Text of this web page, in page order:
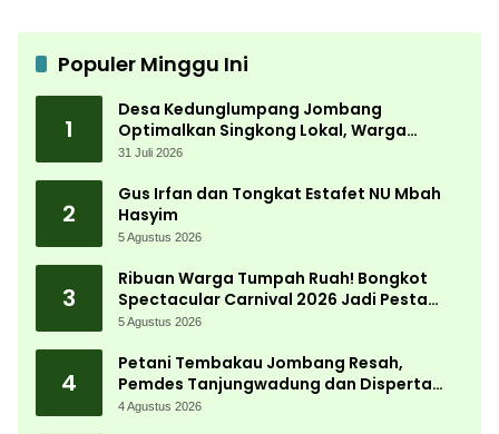
Populer Minggu Ini
1
Desa Kedunglumpang Jombang
Optimalkan Singkong Lokal, Warga
Diajari Produksi Tepung Mocaf
31 Juli 2026
2
Gus Irfan dan Tongkat Estafet NU Mbah
Hasyim
5 Agustus 2026
3
Ribuan Warga Tumpah Ruah! Bongkot
Spectacular Carnival 2026 Jadi Pesta
Kemerdekaan Terbesar di Peterongan
5 Agustus 2026
4
Petani Tembakau Jombang Resah,
Pemdes Tanjungwadung dan Disperta
Bergerak Cepat
4 Agustus 2026